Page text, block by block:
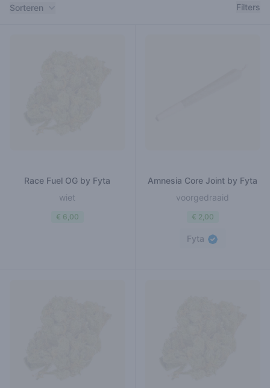
Filters
Sorteren Filters
Race Fuel OG by Fyta
wiet
€ 6,00
Amnesia Core Joint by Fyta
voorgedraaid
€ 2,00
Fyta